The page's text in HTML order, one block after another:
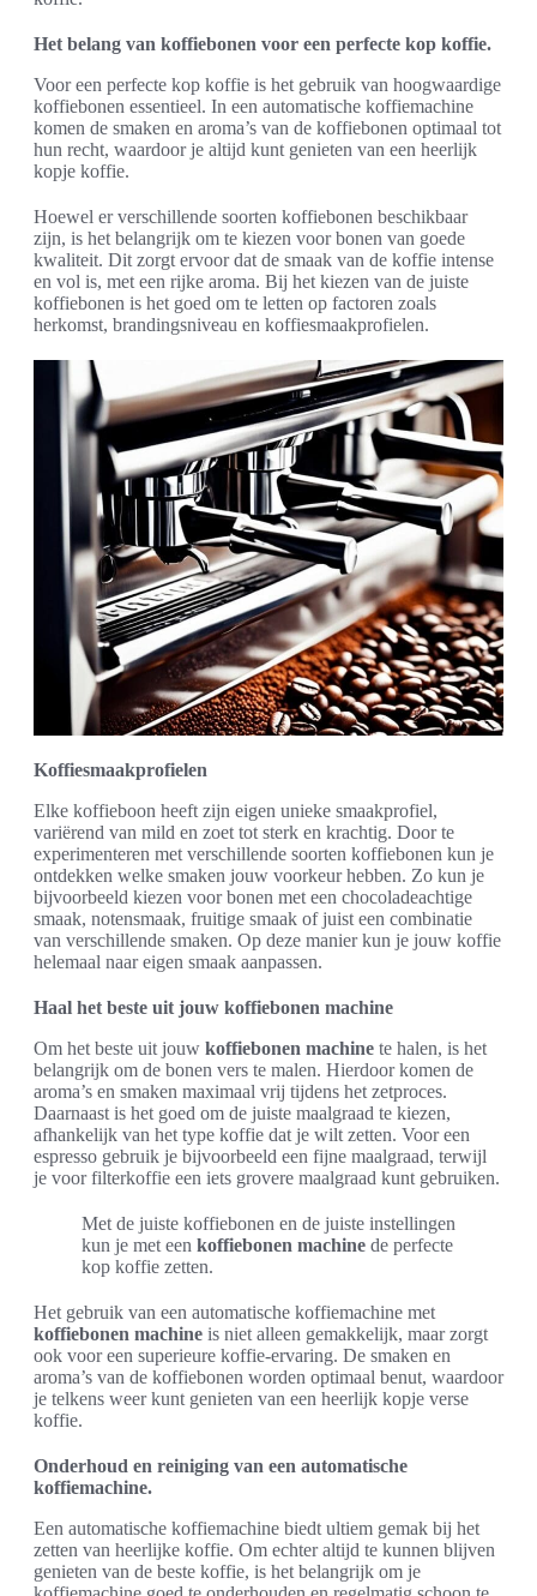
Het belang van koffiebonen voor een perfecte kop koffie.
Voor een perfecte kop koffie is het gebruik van hoogwaardige
koffiebonen essentieel. In een automatische koffiemachine
komen de smaken en aroma’s van de koffiebonen optimaal tot
hun recht, waardoor je altijd kunt genieten van een heerlijk
kopje koffie.
Hoewel er verschillende soorten koffiebonen beschikbaar
zijn, is het belangrijk om te kiezen voor bonen van goede
kwaliteit. Dit zorgt ervoor dat de smaak van de koffie intense
en vol is, met een rijke aroma. Bij het kiezen van de juiste
koffiebonen is het goed om te letten op factoren zoals
herkomst, brandingsniveau en koffiesmaakprofielen.
Koffiesmaakprofielen
Elke koffieboon heeft zijn eigen unieke smaakprofiel,
variërend van mild en zoet tot sterk en krachtig. Door te
experimenteren met verschillende soorten koffiebonen kun je
ontdekken welke smaken jouw voorkeur hebben. Zo kun je
bijvoorbeeld kiezen voor bonen met een chocoladeachtige
smaak, notensmaak, fruitige smaak of juist een combinatie
van verschillende smaken. Op deze manier kun je jouw koffie
helemaal naar eigen smaak aanpassen.
Haal het beste uit jouw koffiebonen machine
Om het beste uit jouw koffiebonen machine te halen, is het
belangrijk om de bonen vers te malen. Hierdoor komen de
aroma’s en smaken maximaal vrij tijdens het zetproces.
Daarnaast is het goed om de juiste maalgraad te kiezen,
afhankelijk van het type koffie dat je wilt zetten. Voor een
espresso gebruik je bijvoorbeeld een fijne maalgraad, terwijl
je voor filterkoffie een iets grovere maalgraad kunt gebruiken.
Met de juiste koffiebonen en de juiste instellingen
kun je met een koffiebonen machine de perfecte
kop koffie zetten.
Het gebruik van een automatische koffiemachine met
koffiebonen machine is niet alleen gemakkelijk, maar zorgt
ook voor een superieure koffie-ervaring. De smaken en
aroma’s van de koffiebonen worden optimaal benut, waardoor
je telkens weer kunt genieten van een heerlijk kopje verse
koffie.
Onderhoud en reiniging van een automatische
koffiemachine.
Een automatische koffiemachine biedt ultiem gemak bij het
zetten van heerlijke koffie. Om echter altijd te kunnen blijven
genieten van de beste koffie, is het belangrijk om je